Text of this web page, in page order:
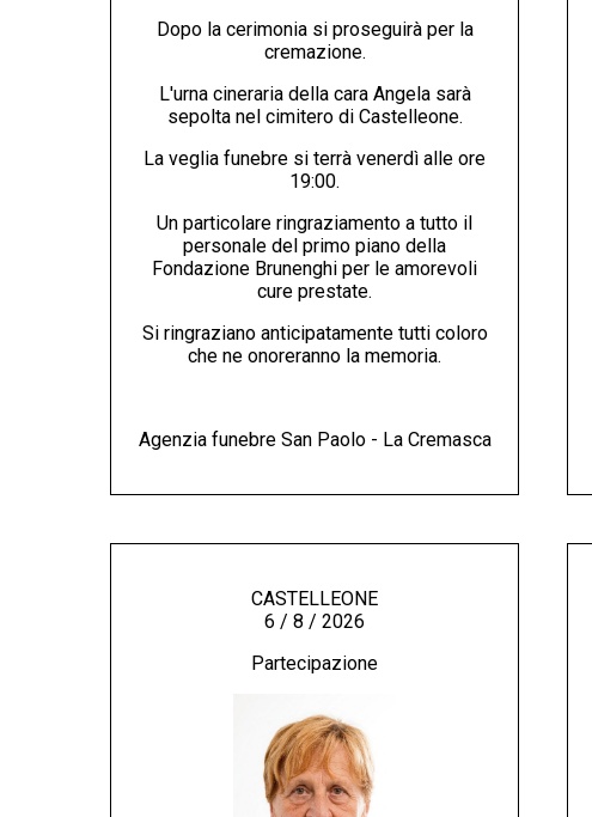
Dopo la cerimonia si proseguirà per la
cremazione.
L'urna cineraria della cara Angela sarà
sepolta nel cimitero di Castelleone.
La veglia funebre si terrà venerdì alle ore
19:00.
Un particolare ringraziamento a tutto il
personale del primo piano della
Fondazione Brunenghi per le amorevoli
cure prestate.
Si ringraziano anticipatamente tutti coloro
che ne onoreranno la memoria.
Agenzia funebre San Paolo - La Cremasca
CASTELLEONE
6 / 8 / 2026
Partecipazione